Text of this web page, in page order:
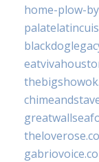
home-plow-